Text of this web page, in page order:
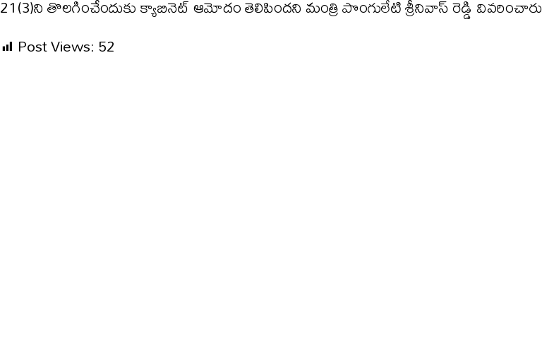
21(3)ని తొలగించేందుకు క్యాబినెట్‌ ఆమోదం తెలిపిందని మంత్రి పొంగులేటి శ్రీనివాస్ రెడ్డి వివ‌రించారు
Post Views:52